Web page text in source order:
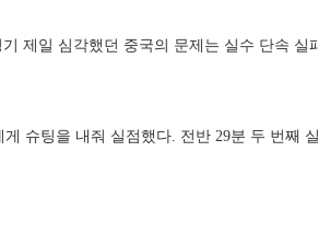
제일 심각했던 중국의 문제는 실수 단속 실
슈팅을 내줘 실점했다. 전반 29분 두 번째